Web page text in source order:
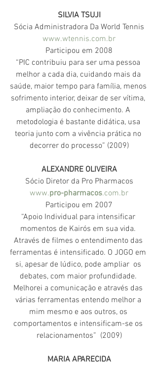
SILVIA TSUJI
Sócia Administradora Da World Tennis
www.wtennis.com.br
Participou em 2008
“PIC contribuiu para ser uma pessoa
melhor a cada dia, cuidando mais da
saúde, maior tempo para família, menos
sofrimento interior, deixar de ser vítima,
ampliação do conhecimento. A
metodologia é bastante didática, usa
teoria junto com a vivência prática no
decorrer do processo” (2009)
ALEXANDRE OLIVEIRA
Sócio Diretor da Pro Pharmacos
www.pro-pharmacos.com.br
Participou em 2007
“Apoio Individual para intensificar
momentos de Kairós em sua vida.
Através de filmes o entendimento das
ferramentas é intensificado. O JOGO em
si, apesar de lúdico, pode ampliar  os
debates, com maior profundidade.
Melhorei a comunicação e através das
várias ferramentas entendo melhor a
mim mesmo e aos outros, os
comportamentos e intensificam-se os
relacionamentos”  (2009)
MARIA APARECIDA